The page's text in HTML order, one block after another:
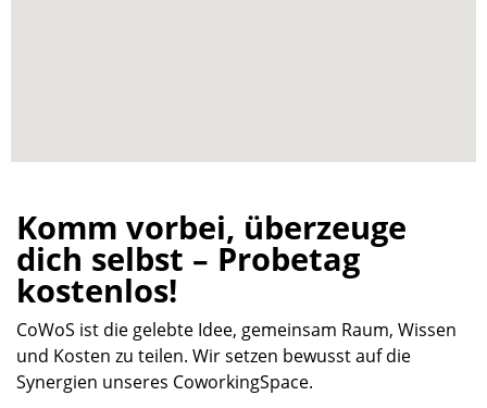
Komm vorbei, überzeuge
dich selbst – Probetag
kostenlos!
CoWoS ist die gelebte Idee, gemeinsam Raum, Wissen
und Kosten zu teilen. Wir setzen bewusst auf die
Synergien unseres CoworkingSpace.